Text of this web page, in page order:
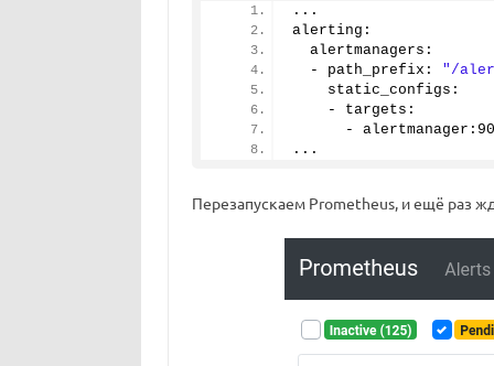
...
alerting:
  alertmanagers:
  - path_prefix:
"/
    static_configs:
    - targets:
      - alertmanager:
...
Перезапускаем Prometheus, и ещё раз